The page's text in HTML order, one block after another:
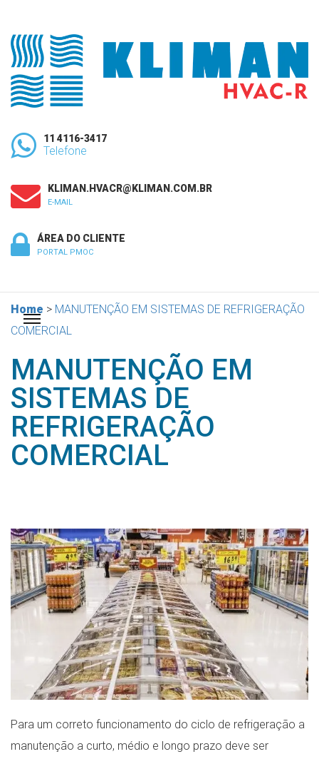
11 4116-3417
Telefone
KLIMAN.HVACR@KLIMAN.COM.BR
E-MAIL
ÁREA DO CLIENTE
PORTAL PMOC
Home > MANUTENÇÃO EM SISTEMAS DE REFRIGERAÇÃO
COMERCIAL
MANUTENÇÃO EM
SISTEMAS DE
REFRIGERAÇÃO
COMERCIAL
Para um correto funcionamento do ciclo de refrigeração a
manutenção a curto, médio e longo prazo deve ser